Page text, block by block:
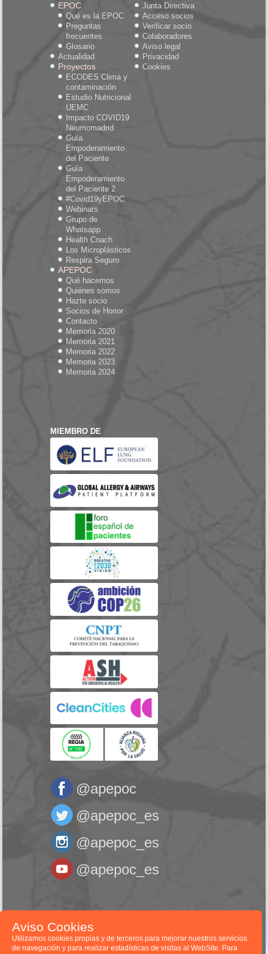
EPOC
Qué es la EPOC
Preguntas
frecuentes
Glosario
Actualidad
Proyectos
ECODES Clima y
contaminación
Estudio Nutricional
UEMC
Impacto COVID19
Neumomadrid
Guía
Empoderamiento
del Paciente
Guía
Empoderamiento
del Paciente 2
#Covid19yEPOC
Webinars
Grupo de
Whatsapp
Health Coach
Los Microplásticos
Respira Seguro
APEPOC
Qué hacemos
Quiénes somos
Hazte socio
Socios de Honor
Contacto
Memoria 2020
Memoria 2021
Memoria 2022
Memoria 2023
Memoria 2024
Junta Directiva
Acceso socios
Verificar socio
Colaboradores
Aviso legal
Privacidad
Cookies
MIEMBRO DE
@apepoc
@apepoc_es
@apepoc_es
@apepoc_es
Aviso Cookies
Utilizamos cookies propias y de terceros para mejorar nuestros servicios
de navegación y para realizar estadísticas de visitas al WebSite. Para